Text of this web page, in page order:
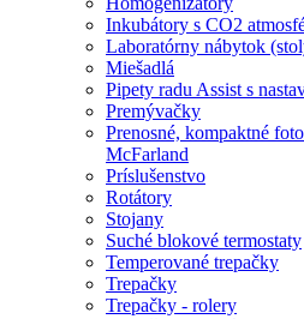
Inkubátory s CO2
Laboratórny nábytok
Miešadlá
Pipety radu Assist s
Premývačky
Prenosné, kompaktné
McFarland
Príslušenstvo
Rotátory
Stojany
Suché blokové termostaty
Temperované trepačky
Trepačky
Trepačky - rolery